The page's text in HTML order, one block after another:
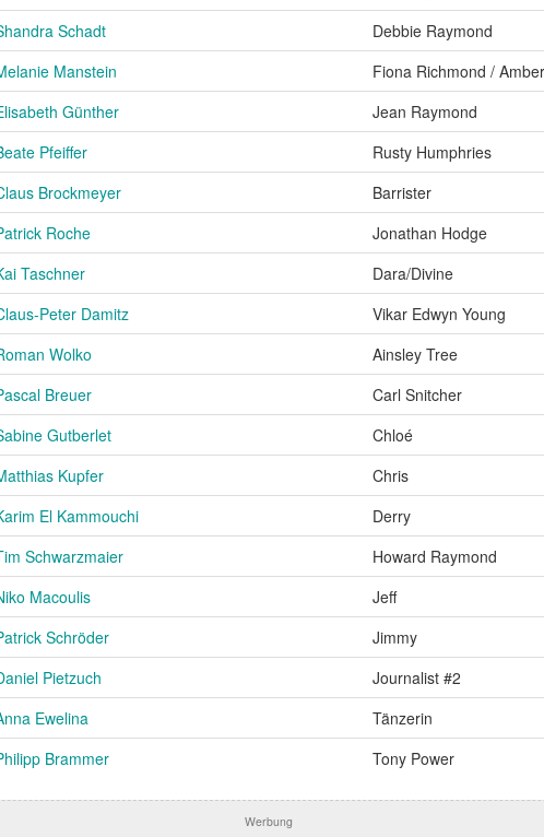
Schadt
Debbie Raymond
Manstein
Fiona Richmond / Amber
Günther
Jean Raymond
Pfeiffer
Rusty Humphries
Brockmeyer
Barrister
Roche
Jonathan Hodge
Taschner
Dara/Divine
Peter Damitz
Vikar Edwyn Young
Wolko
Ainsley Tree
Breuer
Carl Snitcher
Gutberlet
Chloé
Kupfer
Chris
El Kammouchi
Derry
Schwarzmaier
Howard Raymond
Macoulis
Jeff
Schröder
Jimmy
Pietzuch
Journalist #2
Ewelina
Tänzerin
Brammer Tony Power
Werbung